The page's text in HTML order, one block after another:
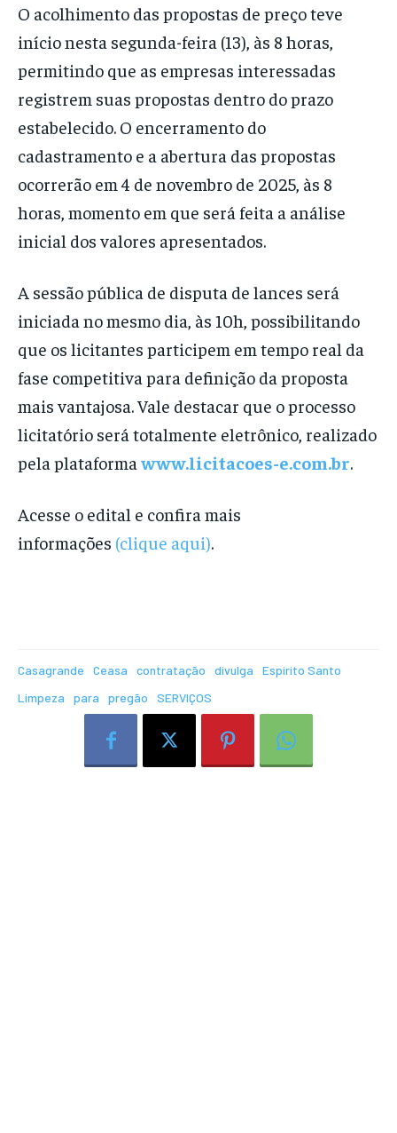
O acolhimento das propostas de preço teve
início nesta segunda-feira (13), às 8 horas,
permitindo que as empresas interessadas
registrem suas propostas dentro do prazo
estabelecido. O encerramento do
cadastramento e a abertura das propostas
ocorrerão em 4 de novembro de 2025, às 8
horas, momento em que será feita a análise
inicial dos valores apresentados.
A sessão pública de disputa de lances será
iniciada no mesmo dia, às 10h, possibilitando
que os licitantes participem em tempo real da
fase competitiva para definição da proposta
mais vantajosa. Vale destacar que o processo
licitatório será totalmente eletrônico, realizado
pela plataforma www.licitacoes-e.com.br.
Acesse o edital e confira mais
informações (clique aqui).
Casagrande Ceasa contratação divulga
Espírito Santo
Limpeza
para pregão SERVIÇOS